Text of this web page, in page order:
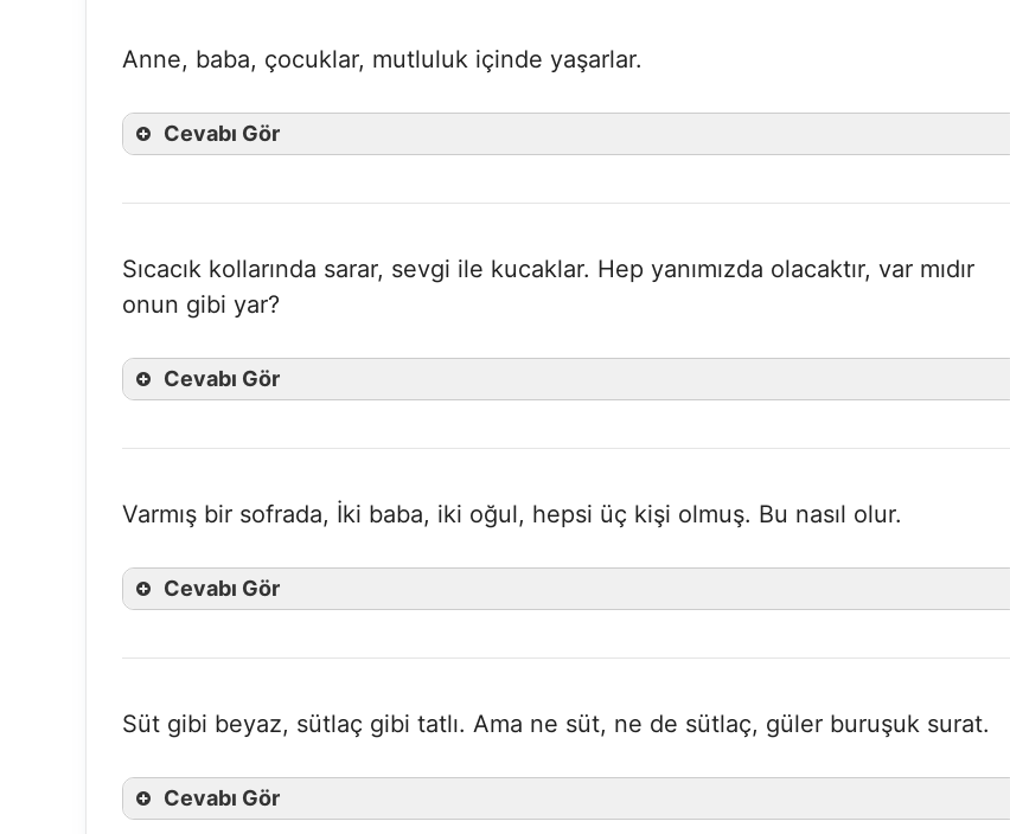
Anne, baba, çocuklar, mutluluk içinde yaşarlar.
Cevabı Gör
Sıcacık kollarında sarar, sevgi ile kucaklar. Hep yanımızda olacaktır, var mıdır
onun gibi yar?
Cevabı Gör
Varmış bir sofrada, İki baba, iki oğul, hepsi üç kişi olmuş. Bu nasıl olur.
Cevabı Gör
Süt gibi beyaz, sütlaç gibi tatlı. Ama ne süt, ne de sütlaç, güler buruşuk surat.
Cevabı Gör